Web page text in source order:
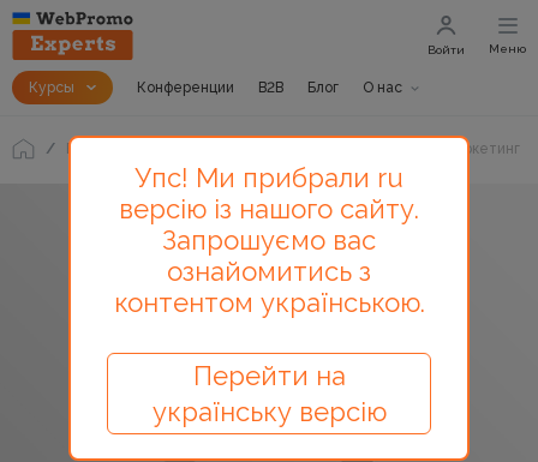
Курсы Конференции B2B Блог О нас
Войти Меню
Блог 10 страхов, из-за которых бросают контент-маркетинг
Упс! Ми прибрали ru
версію із нашого сайту.
Запрошуємо вас
ознайомитись з
контентом українською.
Перейти на
українську версію